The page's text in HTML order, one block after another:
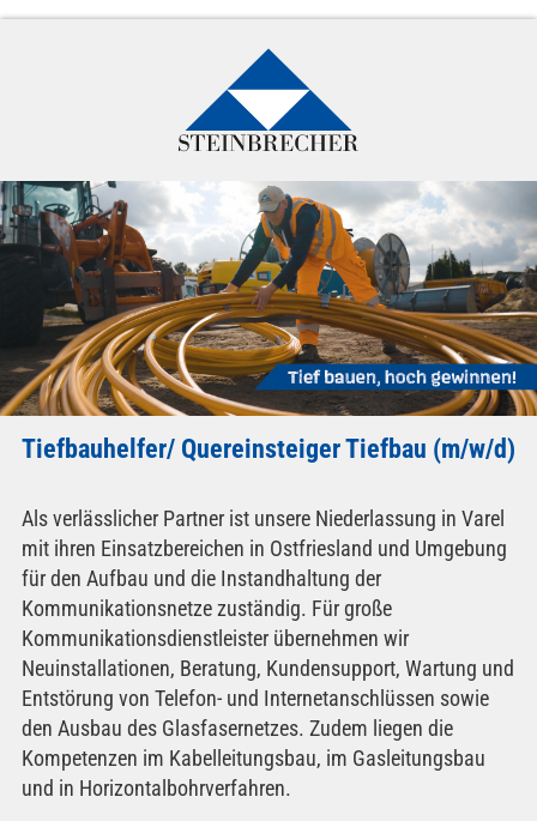
Tiefbauhelfer/ Quereinsteiger Tiefbau (m/w/d)
Als verlässlicher Partner ist unsere Niederlassung in Varel
mit ihren Einsatzbereichen in Ostfriesland und Umgebung
für den Aufbau und die Instandhaltung der
Kommunikationsnetze zuständig. Für große
Kommunikationsdienstleister übernehmen wir
Neuinstallationen, Beratung, Kundensupport, Wartung und
Entstörung von Telefon- und Internetanschlüssen sowie
den Ausbau des Glasfasernetzes. Zudem liegen die
Kompetenzen im Kabelleitungsbau, im Gasleitungsbau
und in Horizontalbohrverfahren.